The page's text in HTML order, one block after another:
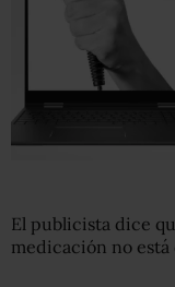
El publicista dice
medicación no